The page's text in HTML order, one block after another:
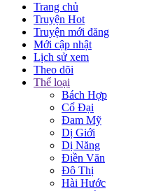
Trang chủ
Truyện Hot
Truyện mới đăng
Mới cập nhật
Lịch sử xem
Theo dõi
Thể loại
Bách Hợp
Cổ Đại
Đam Mỹ
Dị Giới
Dị Năng
Điền Văn
Đô Thị
Hài Hước